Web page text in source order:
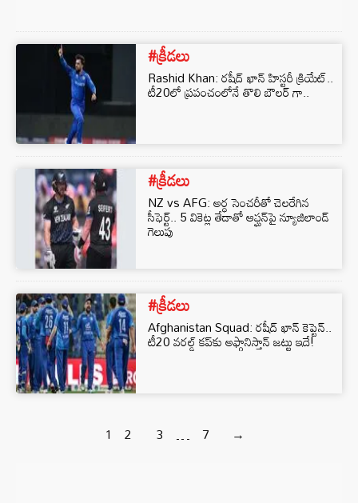
#క్రీడలు
Rashid Khan: రషీద్ ఖాన్ హిస్టరీ క్రియేట్..
టీ20లో ప్రపంచంలోనే తొలి బౌలర్ గా..
#క్రీడలు
NZ vs AFG: అర్ధ సెంచరీతో చెలరేగిన
సీఫెర్ట్.. 5 వికెట్ల తేడాతో ఆఫ్ఘన్‌పై న్యూజిలాండ్‌
గెలుపు
#క్రీడలు
Afghanistan Squad: రషీద్ ఖాన్ కెప్టెన్..
టీ20 వరల్డ్‌ కప్‌కు అఫ్గానిస్తాన్‌ జట్టు ఇదే!
1 2 3 … 7 →